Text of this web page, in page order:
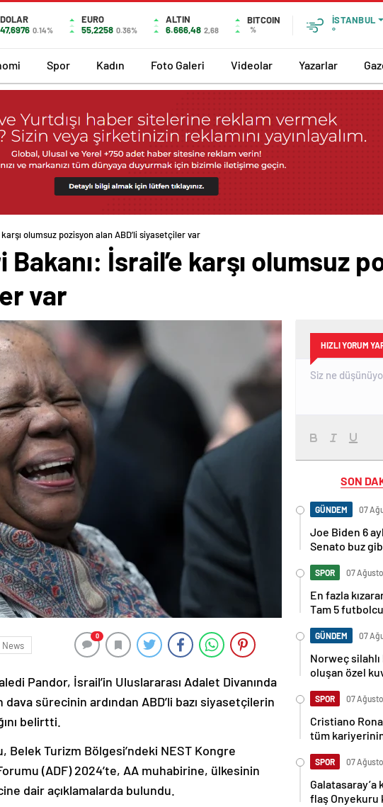
DOLAR
47,6976 0.14%
EURO
55,2258 0.36%
ALTIN
6.666,48 2,68
BITCOIN
%
İSTANBUL
°
Spor Kadın Foto Galeri Videolar Yazarlar
olumsuz pozisyon alan ABD’li siyasetçiler var
İsrail’e karşı olumsuz
var
News
0
Pandor, İsrail’in Uluslararası Adalet Divanında
dava sürecinin ardından ABD’li bazı siyasetçilerin
belirtti.
Belek Turizm Bölgesi’ndeki NEST Kongre
(ADF) 2024’te, AA muhabirine, ülkesinin
dair açıklamalarda bulundu.
HIZLI YORUM
SON
GÜNDEM 07
Joe Biden 6
Senato buz
SPOR 07
En fazla
Tam 5
GÜNDEM 07
Norweç
oluşan özel
SPOR 07
Cristiano
tüm
SPOR 07
Galatasaray’a
flaş Onyekuru